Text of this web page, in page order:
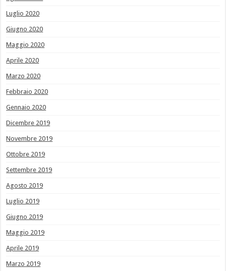
Luglio 2020
Giugno 2020
Maggio 2020
Aprile 2020
Marzo 2020
Febbraio 2020
Gennaio 2020
Dicembre 2019
Novembre 2019
Ottobre 2019
Settembre 2019
Agosto 2019
Luglio 2019
Giugno 2019
Maggio 2019
Aprile 2019
Marzo 2019